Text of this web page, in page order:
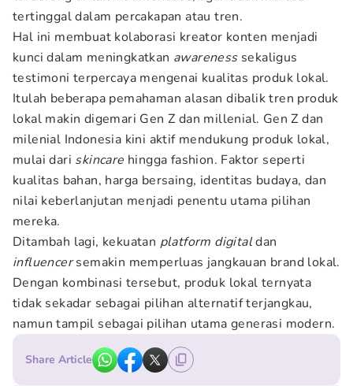
tertinggal dalam percakapan atau tren.
Hal ini membuat kolaborasi kreator konten menjadi
kunci dalam meningkatkan awareness sekaligus
testimoni terpercaya mengenai kualitas produk lokal.
Itulah beberapa pemahaman alasan dibalik tren produk
lokal makin digemari Gen Z dan millenial. Gen Z dan
milenial Indonesia kini aktif mendukung produk lokal,
mulai dari skincare hingga fashion. Faktor seperti
kualitas bahan, harga bersaing, identitas budaya, dan
nilai keberlanjutan menjadi penentu utama pilihan
mereka.
Ditambah lagi, kekuatan platform digitaldan
influencersemakin memperluas jangkauan brand lokal.
Dengan kombinasi tersebut, produk lokal ternyata
tidak sekadar sebagai pilihan alternatif terjangkau,
namun tampil sebagai pilihan utama generasi modern.
Share Article